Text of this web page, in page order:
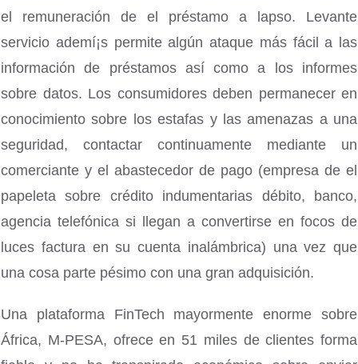
el remuneración de el préstamo a lapso. Levante
servicio ademí¡s permite algún ataque más fácil a las
información de préstamos así­ como a los informes
sobre datos. Los consumidores deben permanecer en
conocimiento sobre los estafas y las amenazas a una
seguridad, contactar continuamente mediante un
comerciante y el abastecedor de pago (empresa de el
papeleta sobre crédito indumentarias débito, banco,
agencia telefónica si llegan a convertirse en focos de
luces factura en su cuenta inalámbrica) una vez que
una cosa parte pésimo con una gran adquisición.
Una plataforma FinTech mayormente enorme sobre
África, M-PESA, ofrece en 51 miles de clientes forma